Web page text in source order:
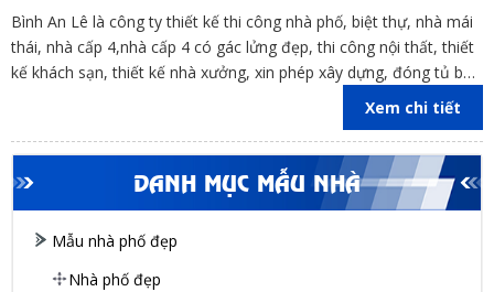
DANH MỤC MẪU NHÀ
Mẫu nhà phố đẹp
Nhà phố đẹp
Bình An Lê là công ty thiết kế thi công nhà phố, biệt thự, nhà mái
thái, nhà cấp 4,nhà cấp 4 có gác lửng đẹp, thi công nội thất, thiết
kế khách sạn, thiết kế nhà xưởng, xin phép xây dựng, đóng tủ bếp
trên địa bàn các tỉnh Đồng Nai, Bình Dương, TP Hồ Chí Minh,
Xem chi tiết